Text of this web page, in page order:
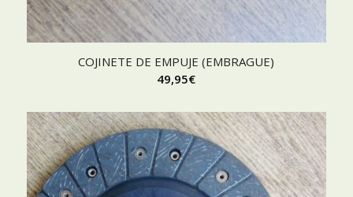
COJINETE DE EMPUJE (EMBRAGUE)
49,95€